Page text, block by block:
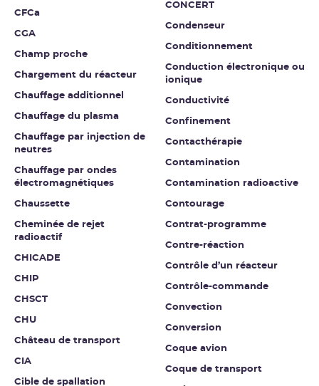
CFCa
CGA
Champ proche
Chargement du réacteur
Chauffage additionnel
Chauffage du plasma
Chauffage par injection de
neutres
Chauffage par ondes
électromagnétiques
Chaussette
Cheminée de rejet
radioactif
CHICADE
CHIP
CHSCT
CHU
Château de transport
CIA
Cible de spallation
CONCERT
Condenseur
Conditionnement
Conduction électronique ou
ionique
Conductivité
Confinement
Contacthérapie
Contamination
Contamination radioactive
Contourage
Contrat-programme
Contre-réaction
Contrôle d’un réacteur
Contrôle-commande
Convection
Conversion
Coque avion
Coque de transport